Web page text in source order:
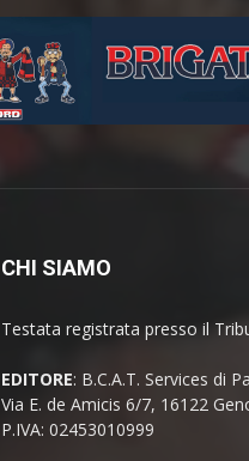
CHI SIAMO
Testata registrata presso il
EDITORE: B.C.A.T. Services di
Via E. de Amicis 6/7, 16122
P.IVA: 02453010999